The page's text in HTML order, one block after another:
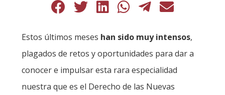
Estos últimos meses han sido muy intensos,
plagados de retos y oportunidades para dar a
conocer e impulsar esta rara especialidad
nuestra que es el Derecho de las Nuevas